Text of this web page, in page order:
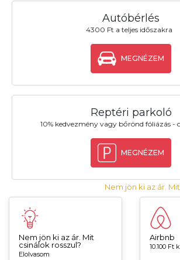
Autóbérlés
4300 Ft a teljes időszakra
MEGNÉZEM
Reptéri parkoló
10% kedvezmény vagy bőrönd fóliázás -
MEGNÉZEM
Nem jön ki az ár.
Nem jön ki az ár. Mit
csinálok rosszul?
Elolvasom
Airbnb
10.100 Ft